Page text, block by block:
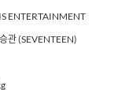
ENTERTAINMENT
관 (SEVENTEEN)